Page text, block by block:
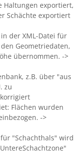
Haltungen exportiert,
Schächte exportiert
der XML-Datei für
Geometriedaten,
übernommen. ->
z.B. über "aus
zu
Flächen wurden
->
für "Schachthals" wird